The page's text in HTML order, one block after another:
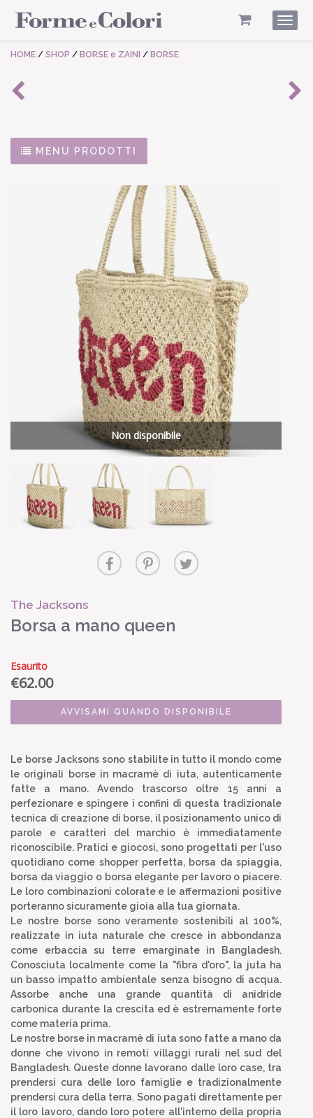
HOME / SHOP / BORSE e ZAINI / BORSE
MENU PRODOTTI
Non disponibile
The Jacksons
Borsa a mano queen
Esaurito
€62.00
AVVISAMI QUANDO DISPONIBILE
Le borse Jacksons sono stabilite in tutto il mondo come
le originali borse in macramè di iuta, autenticamente
fatte a mano. Avendo trascorso oltre 15 anni a
perfezionare e spingere i confini di questa tradizionale
tecnica di creazione di borse, il posizionamento unico di
parole e caratteri del marchio è immediatamente
riconoscibile. Pratici e giocosi, sono progettati per l'uso
quotidiano come shopper perfetta, borsa da spiaggia,
borsa da viaggio o borsa elegante per lavoro o piacere.
Le loro combinazioni colorate e le affermazioni positive
porteranno sicuramente gioia alla tua giornata.
Le nostre borse sono veramente sostenibili al 100%,
realizzate in iuta naturale che cresce in abbondanza
come erbaccia su terre emarginate in Bangladesh.
Conosciuta localmente come la "fibra d'oro", la juta ha
un basso impatto ambientale senza bisogno di acqua.
Assorbe anche una grande quantità di anidride
carbonica durante la crescita ed è estremamente forte
come materia prima.
Le nostre borse in macramè di iuta sono fatte a mano da
donne che vivono in remoti villaggi rurali nel sud del
Bangladesh. Queste donne lavorano dalle loro case, tra
prendersi cura delle loro famiglie e tradizionalmente
prendersi cura della terra. Sono pagati direttamente per
il loro lavoro, dando loro potere all'interno della propria